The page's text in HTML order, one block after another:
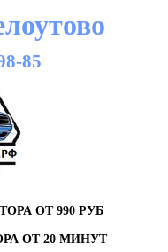
85
ОТ 990 РУБ
ОТ 20 МИНУТ